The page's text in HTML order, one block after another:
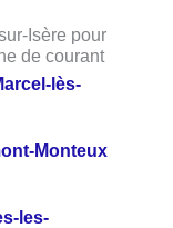
Isère pour
de courant
lès-
Monteux
les-